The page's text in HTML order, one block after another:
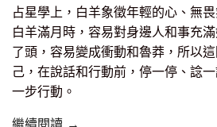
占星學上，白羊象徵年輕的心、無
白羊滿月時，容易對身邊人和事充
了頭，容易變成衝動和魯莽，所以
己，在說話和行動前，停一停、諗
一步行動。